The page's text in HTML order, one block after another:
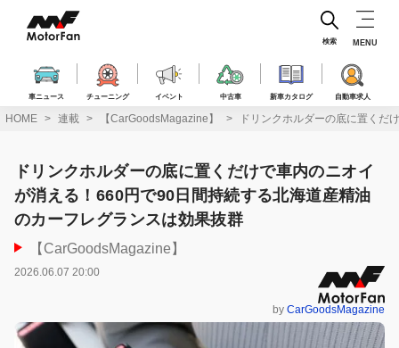
ス
車ニュース チューニング イベント 中古車 新車カタログ 自動車求人
検索 MENU
HOME 連載 【CarGoodsMagazine】 ドリンクホルダーの底に置くだ
ドリンクホルダーの底に置くだけで車内のニオイ
が消える！660円で90日間持続する北海道産精油
のカーフレグランスは効果抜群
【CarGoodsMagazine】
2026.06.07 20:00
by CarGoodsMagazine